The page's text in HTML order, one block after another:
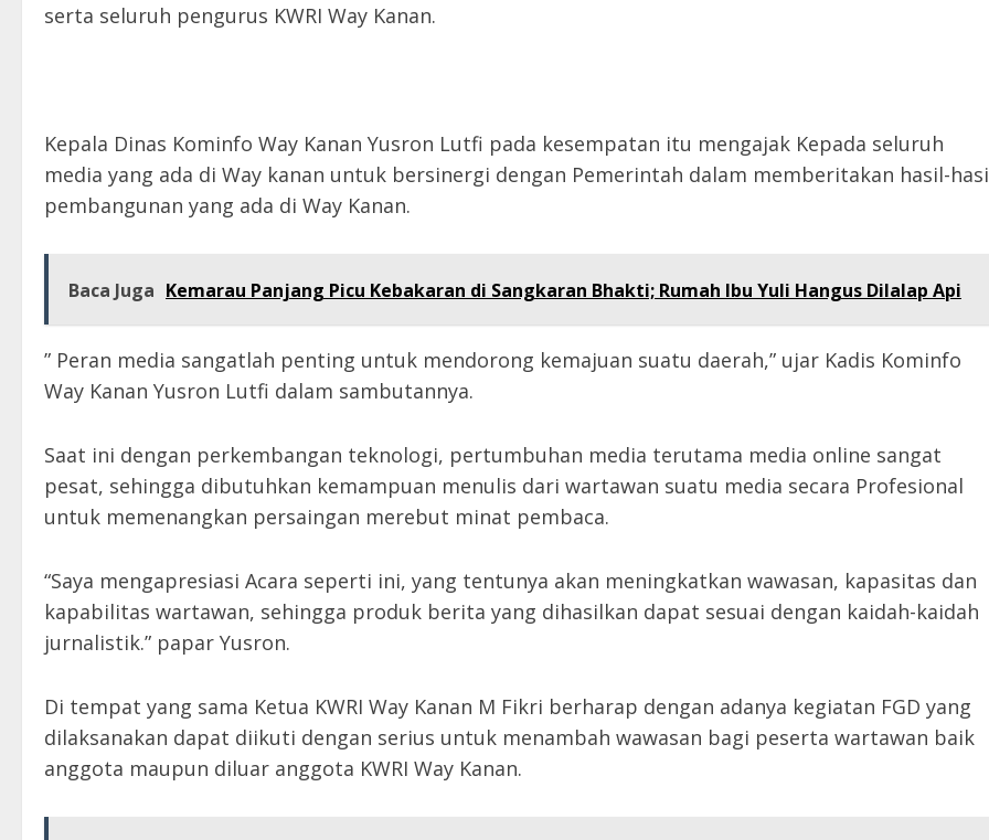
serta seluruh pengurus KWRI Way Kanan.
Kepala Dinas Kominfo Way Kanan Yusron Lutfi pada kesempatan itu mengajak Kepada seluruh
media yang ada di Way kanan untuk bersinergi dengan Pemerintah dalam memberitakan hasil-
pembangunan yang ada di Way Kanan.
Baca Juga Kemarau Panjang Picu Kebakaran di Sangkaran Bhakti; Rumah Ibu Yuli Hangus Dilalap Api
” Peran media sangatlah penting untuk mendorong kemajuan suatu daerah,” ujar Kadis Kominfo
Way Kanan Yusron Lutfi dalam sambutannya.
Saat ini dengan perkembangan teknologi, pertumbuhan media terutama media online sangat
pesat, sehingga dibutuhkan kemampuan menulis dari wartawan suatu media secara Profesional
untuk memenangkan persaingan merebut minat pembaca.
“Saya mengapresiasi Acara seperti ini, yang tentunya akan meningkatkan wawasan, kapasitas dan
kapabilitas wartawan, sehingga produk berita yang dihasilkan dapat sesuai dengan kaidah-kaidah
jurnalistik.” papar Yusron.
Di tempat yang sama Ketua KWRI Way Kanan M Fikri berharap dengan adanya kegiatan FGD yang
dilaksanakan dapat diikuti dengan serius untuk menambah wawasan bagi peserta wartawan baik
anggota maupun diluar anggota KWRI Way Kanan.